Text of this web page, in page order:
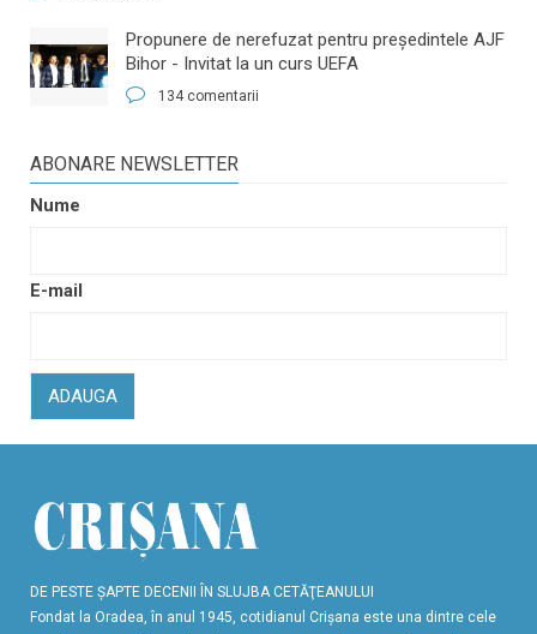
​Propunere de nerefuzat pentru preşedintele AJF
Bihor - Invitat la un curs UEFA
134 comentarii
ABONARE NEWSLETTER
Nume
E-mail
ADAUGA
DE PESTE ŞAPTE DECENII ÎN SLUJBA CETĂŢEANULUI
Fondat la Oradea, în anul 1945, cotidianul Crişana este una dintre cele